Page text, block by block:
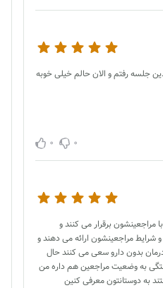
جلسه رفتم و الان حالم خیلی خوبه
0
0
برقرار می کنند و
شرایط مراجعینشون ارائه می دهند و
بدون دارو سعی می کنند حال
به وضعیت مراجعین هم داره من
به دوستانتون معرفی کنین